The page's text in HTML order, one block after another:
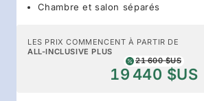
Chambre et salon séparés
LES PRIX COMMENCENT À PARTIR DE
ALL-INCLUSIVE PLUS
21 600 $US
19 440 $US